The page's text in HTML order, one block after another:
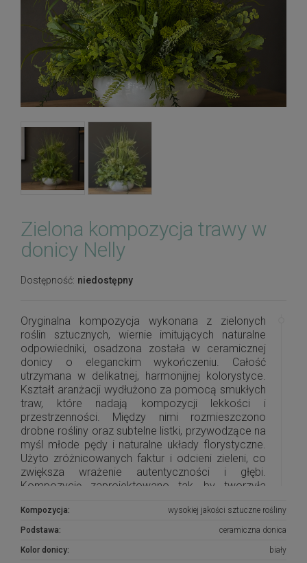
Zielona kompozycja trawy w
donicy Nelly
Dostępność: niedostępny
Oryginalna kompozycja wykonana z zielonych
roślin sztucznych, wiernie imitujących naturalne
odpowiedniki, osadzona została w ceramicznej
donicy o eleganckim wykończeniu. Całość
utrzymana w delikatnej, harmonijnej kolorystyce.
Kształt aranżacji wydłużono za pomocą smukłych
traw, które nadają kompozycji lekkości i
przestrzenności. Między nimi rozmieszczono
drobne rośliny oraz subtelne listki, przywodzące na
myśl młode pędy i naturalne układy florystyczne.
Użyto zróżnicowanych faktur i odcieni zieleni, co
zwiększa wrażenie autentyczności i głębi.
Kompozycję zaprojektowano tak, by tworzyła
dekoracyjny akcent w nowoczesnych i
klasycznych wnętrzach.
Kompozycja: wysokiej jakości sztuczne rośliny
Podstawa: ceramiczna donica
Kolor donicy: biały